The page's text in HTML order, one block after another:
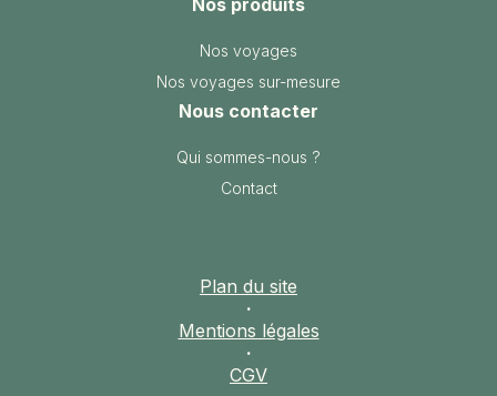
Nos produits
Nos voyages
Nos voyages sur-mesure
Nous contacter
Qui sommes-nous ?
Contact
Plan du site
·
Mentions légales
·
CGV